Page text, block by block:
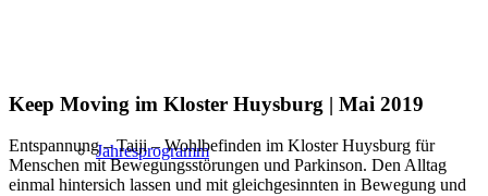
Jahresprogramm
Keep Moving im Kloster Huysburg | Mai 2019
Entspannung – Taiji – Wohlbefinden im Kloster Huysburg für
Menschen mit Bewegungsstörungen und Parkinson. Den Alltag
einmal hintersich lassen und mit gleichgesinnten in Bewegung und